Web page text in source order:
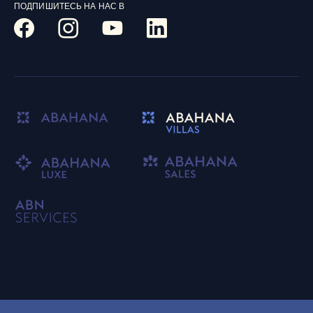
ПОДПИШИТЕСЬ НА НАС В